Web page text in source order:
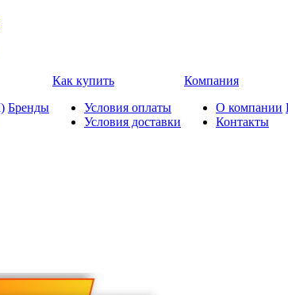
Бренды
Как купить
Условия оплаты
Условия доставки
Компания
О компании
Контакты